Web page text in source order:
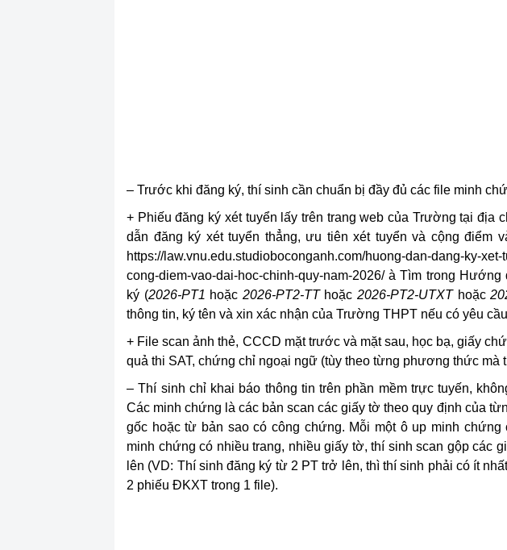
– Trước khi đăng ký, thí sinh cần chuẩn bị đầy đủ các file minh
+ Phiếu đăng ký xét tuyển lấy trên trang web của Trường tại địa
dẫn đăng ký xét tuyển thẳng, ưu tiên xét tuyển và cộng điểm
https://law.vnu.edu.studioboconganh.com/huong-dan-dang-ky-
cong-diem-vao-dai-hoc-chinh-quy-nam-2026/ à Tìm trong
ký (2026-PT1 hoặc 2026-PT2-TThoặc 2026-PT2-UTXThoặc
thông tin, ký tên và xin xác nhận của Trường THPT nếu có yêu
+ File scan ảnh thẻ, CCCD mặt trước và mặt sau, học bạ, giấy
quả thi SAT, chứng chỉ ngoại ngữ (tùy theo từng phương thức mà
– Thí sinh chỉ khai báo thông tin trên phần mềm trực tuyến,
Các minh chứng là các bản scan các giấy tờ theo quy định của
gốc hoặc từ bản sao có công chứng. Mỗi một ô up minh
minh chứng có nhiều trang, nhiều giấy tờ, thí sinh scan gộp các
lên (VD: Thí sinh đăng ký từ 2 PT trở lên, thì thí sinh phải có ít
2 phiếu ĐKXT trong 1 file).